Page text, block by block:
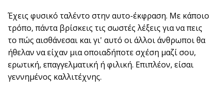
Έχεις φυσικό ταλέντο στην αυτο-έκφραση. Με κάποιο
τρόπο, πάντα βρίσκεις τις σωστές λέξεις για να πεις
το πώς αισθάνεσαι και γι' αυτό οι άλλοι άνθρωποι θα
ήθελαν να είχαν μια οποιαδήποτε σχέση μαζί σου,
ερωτική, επαγγελματική ή φιλική. Επιπλέον, είσαι
γεννημένος καλλιτέχνης.